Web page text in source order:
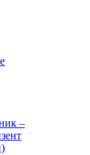
–